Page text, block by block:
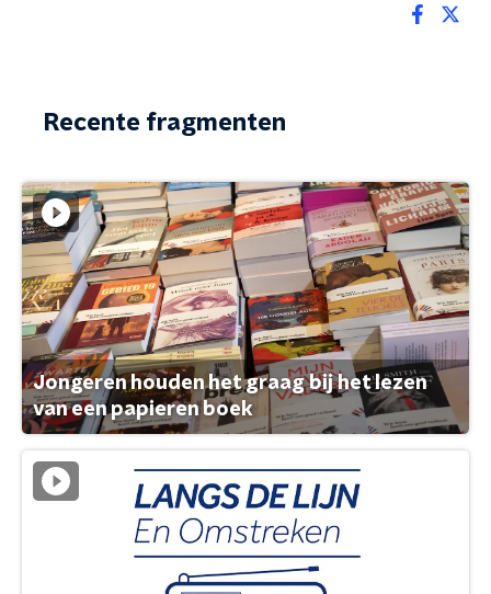
Recente fragmenten
Jongeren houden het graag bij het lezen
van een papieren boek